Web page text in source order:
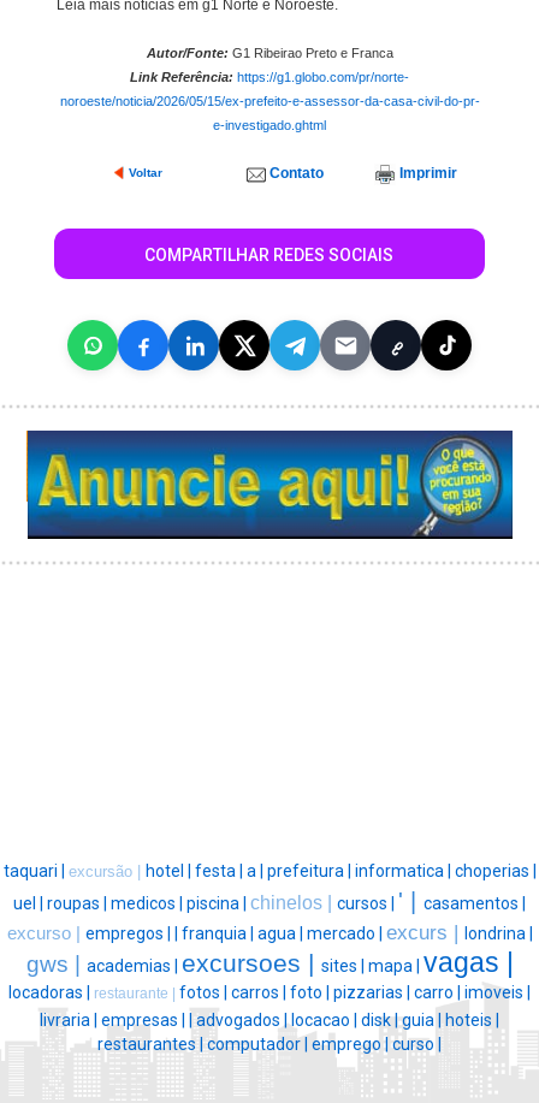
Leia mais notícias em g1 Norte e Noroeste.
Autor/Fonte: G1 Ribeirao Preto e Franca
Link Referência: https://g1.globo.com/pr/norte-
noroeste/noticia/2026/05/15/ex-prefeito-e-assessor-da-casa-civil-do-pr-
e-investigado.ghtml
Voltar Contato Imprimir
COMPARTILHAR REDES SOCIAIS
taquari | excursão | hotel | festa | a | prefeitura | informatica | choperias |
uel | roupas | medicos | piscina | chinelos | cursos | ' | casamentos |
excurso | empregos | | franquia | agua | mercado | excurs | londrina |
gws | academias | excursoes | sites | mapa | vagas |
locadoras | restaurante | fotos | carros | foto | pizzarias | carro | imoveis |
livraria | empresas | | advogados |locacao | disk |guia | hoteis |
restaurantes | computador | emprego | curso |